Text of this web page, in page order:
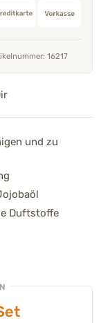
und zu
Duftstoffe
16217